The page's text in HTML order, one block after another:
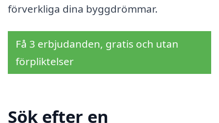
förverkliga dina byggdrömmar.
Få 3 erbjudanden, gratis och utan
förpliktelser
Sök efter en